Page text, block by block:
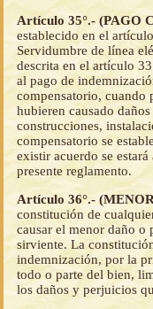
Artículo 35°.- (PAGO
establecido en el
Servidumbre de línea
descrita en el artículo
al pago de
compensatorio, cuando
hubieren causado
construcciones,
compensatorio se
existir acuerdo se
presente reglamento.
Artículo 36°.-
constitución de
causar el menor daño
sirviente. La
indemnización, por la
todo o parte del bien,
los daños y perjuicios